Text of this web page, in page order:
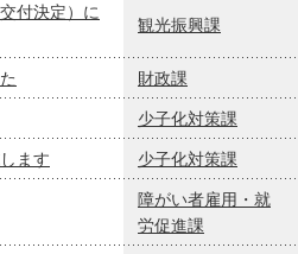
付決定）に
観光振興課
財政課
少子化対策課
ます 少子化対策課
障がい者雇用・就
労促進課